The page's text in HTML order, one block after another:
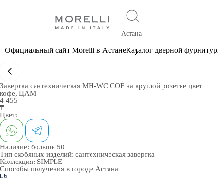
Астана
Официальный сайт Morelli в АстанеКаталог дверной
Завертка сантехническая MH-WC COF на круглой розетке цвет
кофе, ЦАМ
4 455
₸
Цвет:
Наличие: больше 50
Тип скобяных изделий: сантехническая завертка
Коллекция: SIMPLE
Способы получения в городе Астана